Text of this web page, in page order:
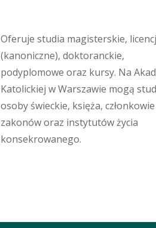
Oferuje studia magisterskie,
(kanoniczne), doktoranckie,
podyplomowe oraz kursy. Na
Katolickiej w Warszawie mogą
osoby świeckie, księża, członkowie
zakonów oraz instytutów życia
konsekrowanego.